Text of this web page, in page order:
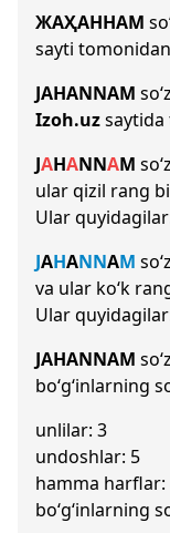
ЖАҲАННАМ
sayti
JAHANNAM
Izoh.uzsaytida
JAHANNAM
ular qizil rang
Ular
JAHANNAM
va ular ko‘k
Ular
JAHANNAM
bo‘g‘inlarning
unlilar: 3
undoshlar: 5
hamma harflar:
bo‘g‘inlarning